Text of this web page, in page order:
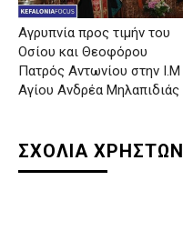
Αγρυπνία προς τιμήν του
Οσίου και Θεοφόρου
Πατρός Αντωνίου στην Ι.Μ
Αγίου Ανδρέα Μηλαπιδιάς
ΣΧΟΛΙΑ ΧΡΗΣΤΩΝ